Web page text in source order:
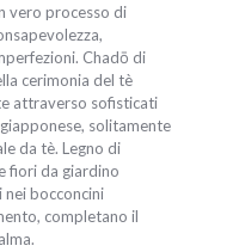
vero processo di
Chadō di
cerimonia del tè
attraverso sofisticati
solitamente
da tè. Legno di
fiori da giardino
bocconcini
completano il